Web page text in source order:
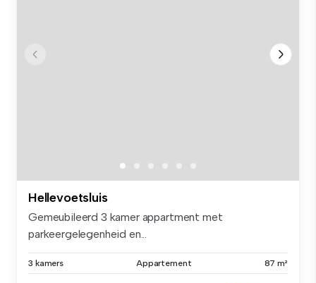
Hellevoetsluis
Gemeubileerd 3 kamer appartment met
parkeergelegenheid en...
3 kamers Appartement 87 m²